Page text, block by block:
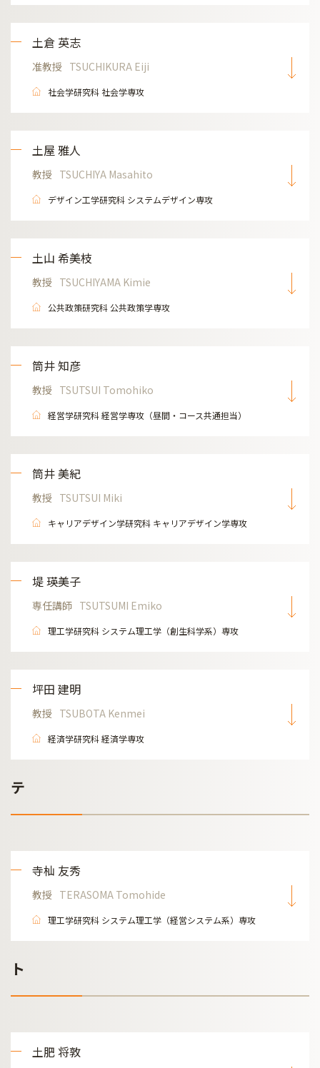
土倉 英志
准教授 TSUCHIKURA Eiji
社会学研究科 社会学専攻
土屋 雅人
教授 TSUCHIYA Masahito
デザイン工学研究科 システムデザイン専攻
土山 希美枝
教授 TSUCHIYAMA Kimie
公共政策研究科 公共政策学専攻
筒井 知彦
教授 TSUTSUI Tomohiko
経営学研究科 経営学専攻（昼間・コース共通担当）
筒井 美紀
教授 TSUTSUI Miki
キャリアデザイン学研究科 キャリアデザイン学専攻
堤 瑛美子
専任講師 TSUTSUMI Emiko
理工学研究科 システム理工学（創生科学系）専攻
坪田 建明
教授 TSUBOTA Kenmei
経済学研究科 経済学専攻
テ
寺杣 友秀
教授 TERASOMA Tomohide
理工学研究科 システム理工学（経営システム系）専攻
ト
土肥 将敦